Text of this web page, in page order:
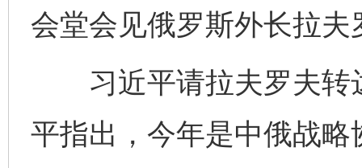
会堂会见俄罗斯外长拉夫
习近平请拉夫罗夫转
平指出，今年是中俄战